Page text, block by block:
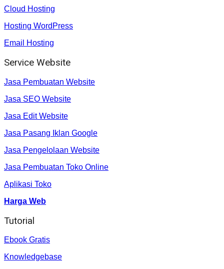
Cloud Hosting
Hosting WordPress
Email Hosting
Service Website
Jasa Pembuatan Website
Jasa SEO Website
Jasa Edit Website
Jasa Pasang Iklan Google
Jasa Pengelolaan Website
Jasa Pembuatan Toko Online
Aplikasi Toko
Harga Web
Tutorial
Ebook Gratis
Knowledgebase